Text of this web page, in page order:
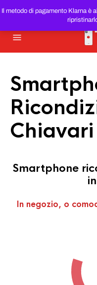
Il metodo di pagamento Klarna
SMARTPHONE E
Smartphone
In negozio, o